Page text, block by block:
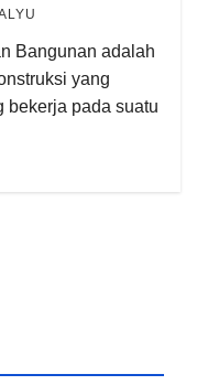
Bangunan adalah
yang
bekerja pada suatu